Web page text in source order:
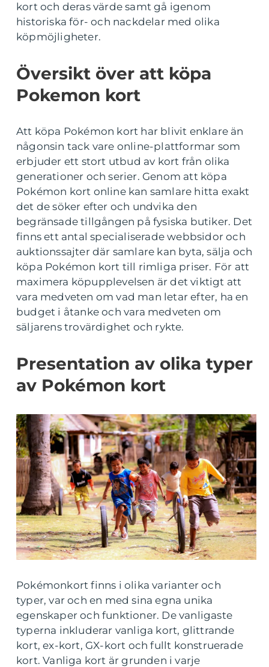
kort och deras värde samt gå igenom
historiska för- och nackdelar med olika
köpmöjligheter.
Översikt över att köpa
Pokemon kort
Att köpa Pokémon kort har blivit enklare än
någonsin tack vare online-plattformar som
erbjuder ett stort utbud av kort från olika
generationer och serier. Genom att köpa
Pokémon kort online kan samlare hitta exakt
det de söker efter och undvika den
begränsade tillgången på fysiska butiker. Det
finns ett antal specialiserade webbsidor och
auktionssajter där samlare kan byta, sälja och
köpa Pokémon kort till rimliga priser. För att
maximera köpupplevelsen är det viktigt att
vara medveten om vad man letar efter, ha en
budget i åtanke och vara medveten om
säljarens trovärdighet och rykte.
Presentation av olika typer
av Pokémon kort
Pokémonkort finns i olika varianter och
typer, var och en med sina egna unika
egenskaper och funktioner. De vanligaste
typerna inkluderar vanliga kort, glittrande
kort, ex-kort, GX-kort och fullt konstruerade
kort. Vanliga kort är grunden i varje